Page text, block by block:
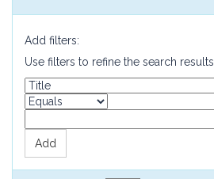
Add filters:
Use filters to refine the search results.